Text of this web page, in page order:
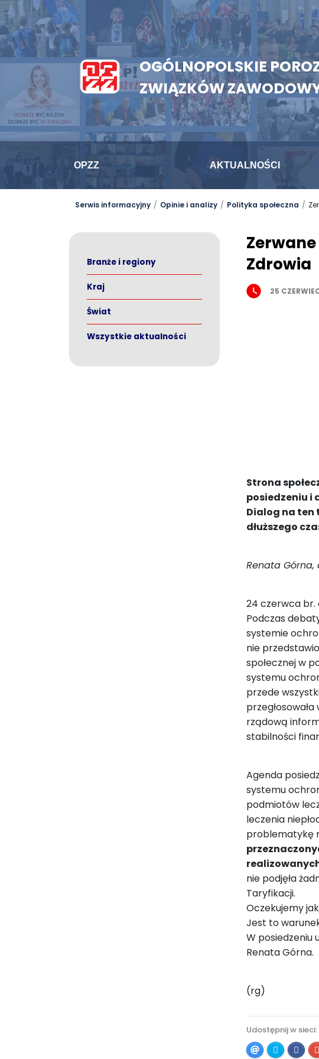
OGÓLNOPOLSKIE
ZWIĄZKÓW
OPZZ AKTUALNOŚCI
Serwis informacyjny Opinie i analizy Polityka społeczna
Branże i regiony
Kraj
Świat
Wszystkie aktualności
Zdrowia
25
Strona
posiedzeniu i
Dialog na ten
dłuższego
Renata Górna,
24 czerwca br.
Podczas
systemie
nie
społecznej w
systemu
przede
rządową
stabilności
Agenda
systemu
podmiotów
leczenia
problematykę
nie podjęła
Taryfikacji.
Oczekujemy
Jest to
W posiedzeniu
Renata Górna.
(rg)
Udostępnij w sieci: